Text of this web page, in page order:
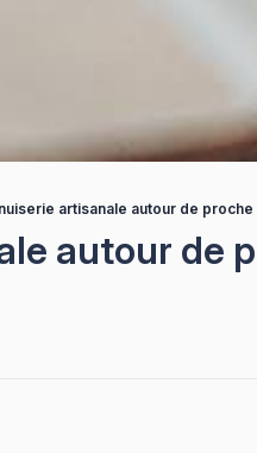
artisanale autour de
autour de